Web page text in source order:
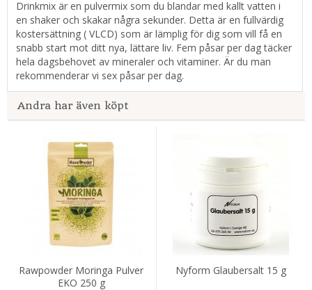
Drinkmix är en pulvermix som du blandar med kallt vatten i
en shaker och skakar några sekunder. Detta är en fullvärdig
kostersättning ( VLCD) som är lämplig för dig som vill få en
snabb start mot ditt nya, lättare liv. Fem påsar per dag täcker
hela dagsbehovet av mineraler och vitaminer. Är du man
rekommenderar vi sex påsar per dag.
Andra har även köpt
Rawpowder Moringa Pulver
EKO 250 g
Nyform Glaubersalt 15 g